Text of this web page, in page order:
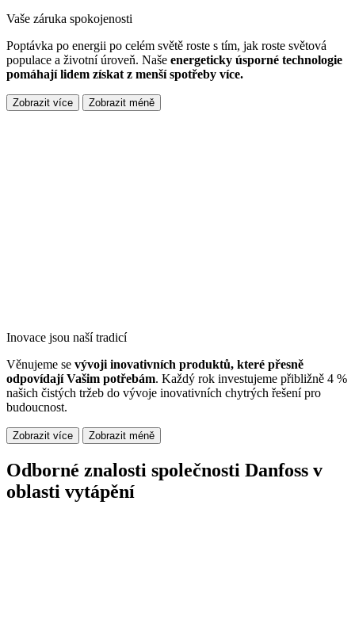
Vaše záruka spokojenosti
Poptávka po energii po celém světě roste s tím, jak roste světová
populace a životní úroveň. Naše energeticky úsporné technologie
pomáhají lidem získat z menší spotřeby více.
Zobrazit více Zobrazit méně
Inovace jsou naší tradicí
Věnujeme se vývoji inovativních produktů, které přesně
odpovídají Vašim potřebám. Každý rok investujeme přibližně 4 %
našich čistých tržeb do vývoje inovativních chytrých řešení pro
budoucnost.
Zobrazit více Zobrazit méně
Odborné znalosti společnosti Danfoss v
oblasti vytápění